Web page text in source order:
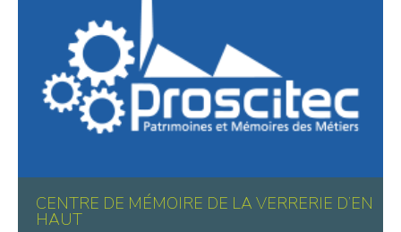
CENTRE DE MÉMOIRE DE LA VERRERIE D’EN
HAUT